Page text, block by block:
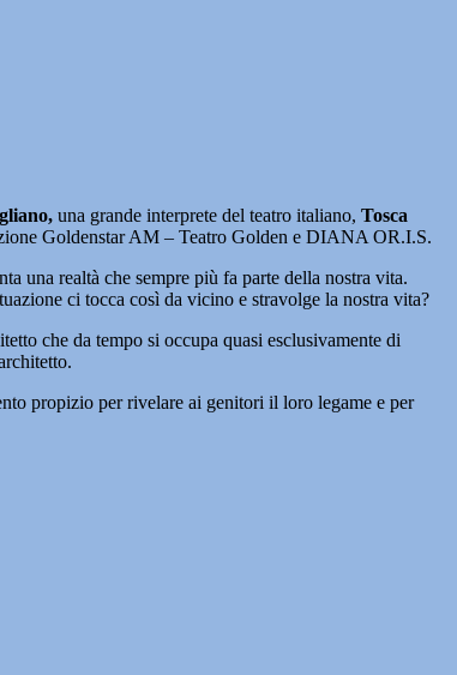
una grande interprete del teatro italiano, Tosca
Goldenstar AM – Teatro Golden e DIANA OR.I.S.
una realtà che sempre più fa parte della nostra vita.
ci tocca così da vicino e stravolge la nostra vita?
che da tempo si occupa quasi esclusivamente di
propizio per rivelare ai genitori il loro legame e per